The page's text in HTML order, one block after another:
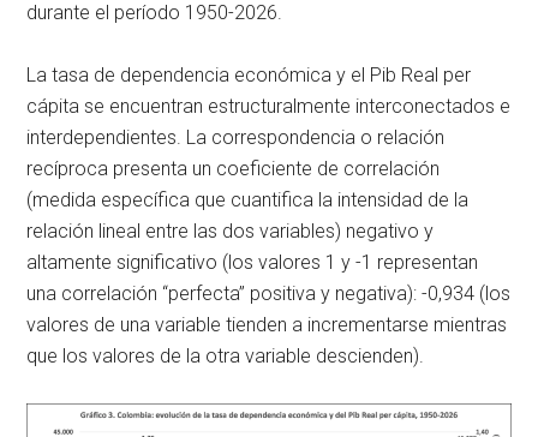
durante el período 1950-2026.
La tasa de dependencia económica y el Pib Real per
cápita se encuentran estructuralmente interconectados e
interdependientes. La correspondencia o relación
recíproca presenta un coeficiente de correlación
(medida específica que cuantifica la intensidad de la
relación lineal entre las dos variables) negativo y
altamente significativo (los valores 1 y -1 representan
una correlación “perfecta” positiva y negativa): -0,934 (los
valores de una variable tienden a incrementarse mientras
que los valores de la otra variable descienden).